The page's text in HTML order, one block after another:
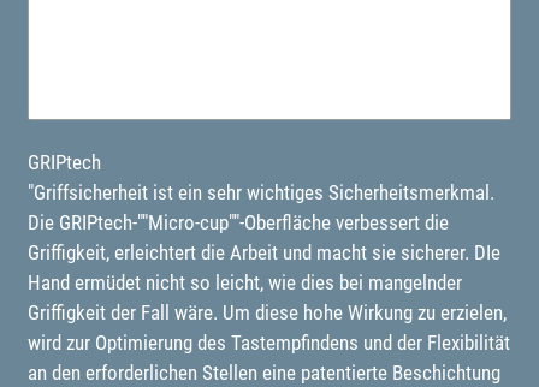
GRIPtech
"Griffsicherheit ist ein sehr wichtiges Sicherheitsmerkmal.
Die GRIPtech-""Micro-cup""-Oberfläche verbessert die
Griffigkeit, erleichtert die Arbeit und macht sie sicherer. DIe
Hand ermüdet nicht so leicht, wie dies bei mangelnder
Griffigkeit der Fall wäre. Um diese hohe Wirkung zu erzielen,
wird zur Optimierung des Tastempfindens und der Flexibilität
an den erforderlichen Stellen eine patentierte Beschichtung